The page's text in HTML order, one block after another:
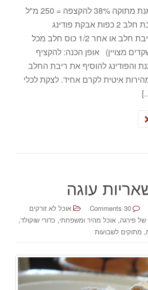
מצרכים: מיכל שמנת מתוקה 38% להקצפה = 250 מ"ל
4 כפות ממרח ריבת חלב 2 כפות אבקת פודינג
אינסטנט בטעם ריבת חלב או אחר 1/2 כוס חלב מכל
מצויין) אופן הכנה: להקציף
והפודינג להוסיף את ריבת החלב
איטית לקרם אחיד. לצקת לכלי
עוגה
30 Comments
אוכל לא זורקים
פירגה, אוכל מהיר ומשפחתי, כדורי שוקולד,
, מתוקים לשבועות